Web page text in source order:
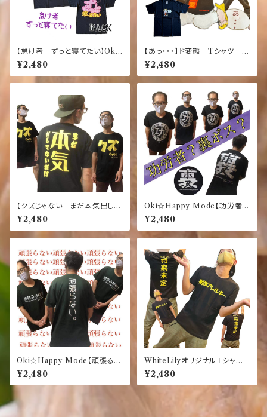
【怠け者 ずっと寝てたい】Oki
Happy Mode オキハピモー
ド 面白 ふざけ Tシャツ
黒
¥2,480
【あっ・・・】ド変態 Tシャツ
黒 Oki☆Happy Mode
¥2,480
【クズじゃない まだ本気出して
ないだけ】おもしろTシャツ ふ
ざけ 黒Tシャツ
¥2,480
Oki☆Happy Mode【功労者】
【裏ボス】おもしろ ふざけTシ
ャツ 黒
¥2,480
Oki☆Happy Mode【頑張るな
自分】【頑張らない】おもしろ
ふざけTシャツ【ダークグリーン】
¥2,480
WhiteLilyオリジナルＴシャ
ツ 【勉強アレルギー】【将来未
定】黒 おもしろＴシャツ 男女
兼用
¥2,480